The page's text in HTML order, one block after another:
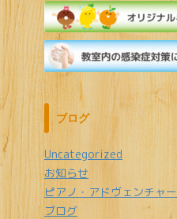
ブログ
Uncategorized
お知らせ
ピアノ・アドヴェンチャー
ブログ